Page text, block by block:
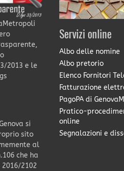
2013 e le
si
sito
al
che ha
2102
Servizi online
Albo delle nomine
Albo pretorio
Elenco Fornitori
Fatturazione
PagoPA di
Pratico-
online
Segnalazioni e